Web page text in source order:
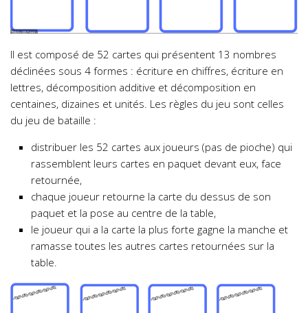
Il est composé de 52 cartes qui présentent 13 nombres
déclinées sous 4 formes : écriture en chiffres, écriture en
lettres, décomposition additive et décomposition en
centaines, dizaines et unités. Les règles du jeu sont celles
du jeu de bataille :
distribuer les 52 cartes aux joueurs (pas de pioche) qui
rassemblent leurs cartes en paquet devant eux, face
retournée,
chaque joueur retourne la carte du dessus de son
paquet et la pose au centre de la table,
le joueur qui a la carte la plus forte gagne la manche et
ramasse toutes les autres cartes retournées sur la
table.